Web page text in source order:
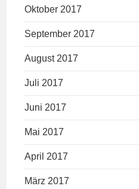
Oktober 2017
September 2017
August 2017
Juli 2017
Juni 2017
Mai 2017
April 2017
März 2017